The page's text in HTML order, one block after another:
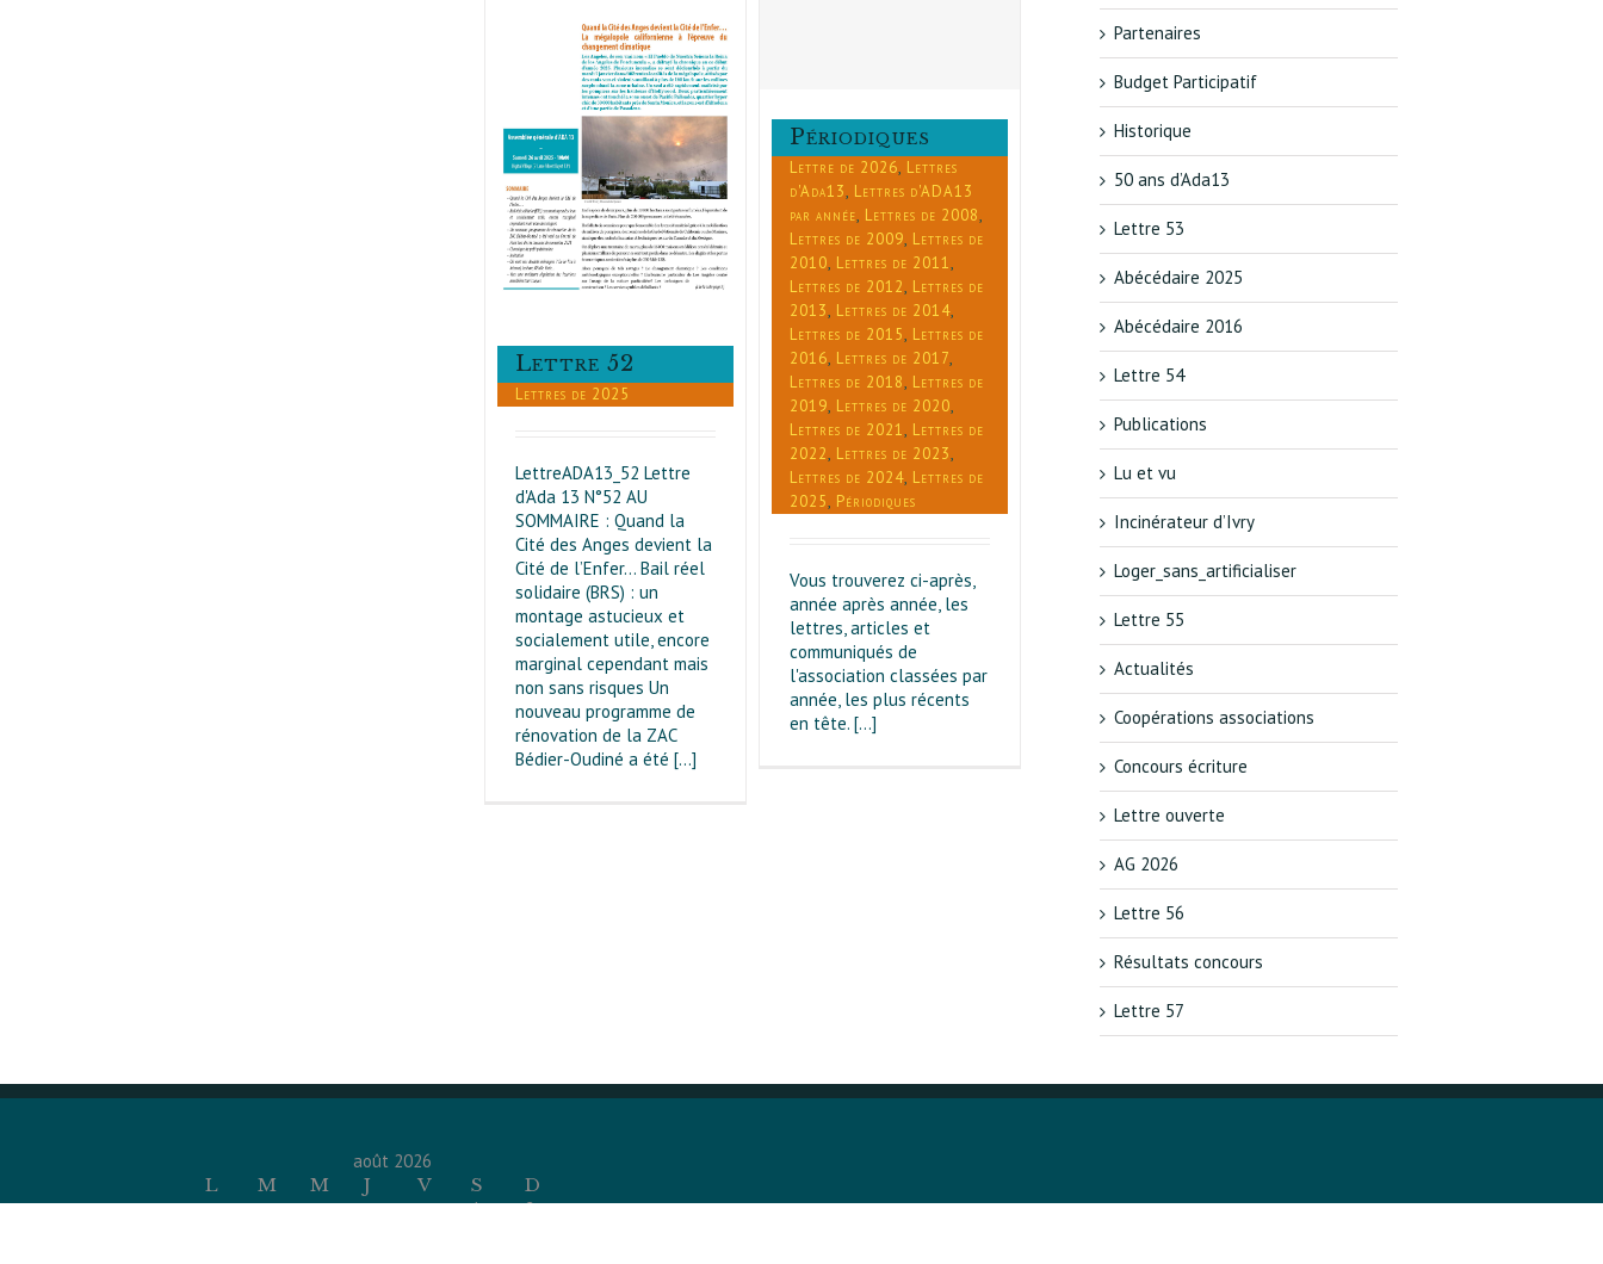
Lettre 52
Lettres de 2025
LettreADA13_52 Lettre
d'Ada 13 N°52 AU
SOMMAIRE : Quand la
Cité des Anges devient la
Cité de l’Enfer… Bail réel
solidaire (BRS) : un
montage astucieux et
socialement utile, encore
marginal cependant mais
non sans risques Un
nouveau programme de
rénovation de la ZAC
Bédier-Oudiné a été [...]
Lettres d'ADA13 par année
Lettres de 2008 Lettres de
Lettres de 2010 Lettres
de 2011 Lettres de 2012
Lettres de 2013 Lettres de
2014
Lettres de 2015 Lettres
de 2016
Lettres de 2017 Lettres
de 2018 Lettres de 2019
Lettres de 2020 Lettres de
2021
Lettres de 2022 Lettres
de 2023 Lettres de 2024
Lettres de 2025 Périodiques
Périodiques
Lettre de 2026, Lettres
d'Ada13, Lettres d'ADA13
par année, Lettres de 2008,
Lettres de 2009, Lettres de
2010, Lettres de 2011,
Lettres de 2012, Lettres de
2013, Lettres de 2014,
Lettres de 2015, Lettres de
2016, Lettres de 2017,
Lettres de 2018, Lettres de
2019, Lettres de 2020,
Lettres de 2021, Lettres de
2022, Lettres de 2023,
Lettres de 2024, Lettres de
2025, Périodiques
Vous trouverez ci-après,
année après année, les
lettres, articles et
communiqués de
l'association classées par
année, les plus récents
en tête. [...]
Partenaires
Budget Participatif
Historique
50 ans d’Ada13
Lettre 53
Abécédaire 2025
Abécédaire 2016
Lettre 54
Publications
Lu et vu
Incinérateur d’Ivry
Loger_sans_artificialiser
Lettre 55
Actualités
Coopérations associations
Concours écriture
Lettre ouverte
AG 2026
Lettre 56
Résultats concours
Lettre 57
août 2026
L
M M J V S
D
1
2